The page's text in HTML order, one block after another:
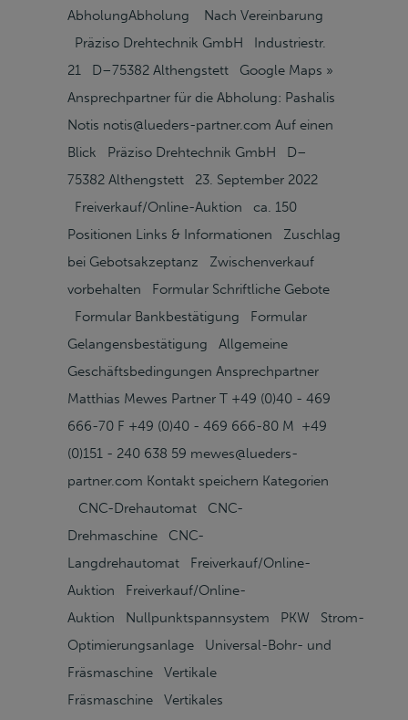
AbholungAbholung Nach Vereinbarung
Präziso Drehtechnik GmbH Industriestr.
21 D–75382 Althengstett Google Maps »
Ansprechpartner für die Abholung: Pashalis
Notis notis@lueders-partner.com Auf einen
Blick Präziso Drehtechnik GmbH D–
75382 Althengstett 23. September 2022
Freiverkauf/Online-Auktion ca. 150
Positionen Links & Informationen Zuschlag
bei Gebotsakzeptanz Zwischenverkauf
vorbehalten Formular Schriftliche Gebote
Formular Bankbestätigung Formular
Gelangensbestätigung Allgemeine
Geschäftsbedingungen Ansprechpartner
Matthias Mewes Partner T +49 (0)40 - 469
666-70 F +49 (0)40 - 469 666-80 M +49
(0)151 - 240 638 59 mewes@lueders-
partner.com Kontakt speichern Kategorien
CNC-Drehautomat CNC-
Drehmaschine CNC-
Langdrehautomat Freiverkauf/Online-
Auktion Freiverkauf/Online-
Auktion Nullpunktspannsystem PKW Strom-
Optimierungsanlage Universal-Bohr- und
Fräsmaschine Vertikale
Fräsmaschine Vertikales